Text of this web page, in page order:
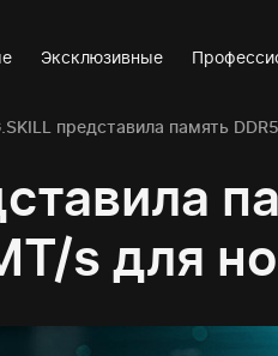
Эксклюзивные
представила память
s для